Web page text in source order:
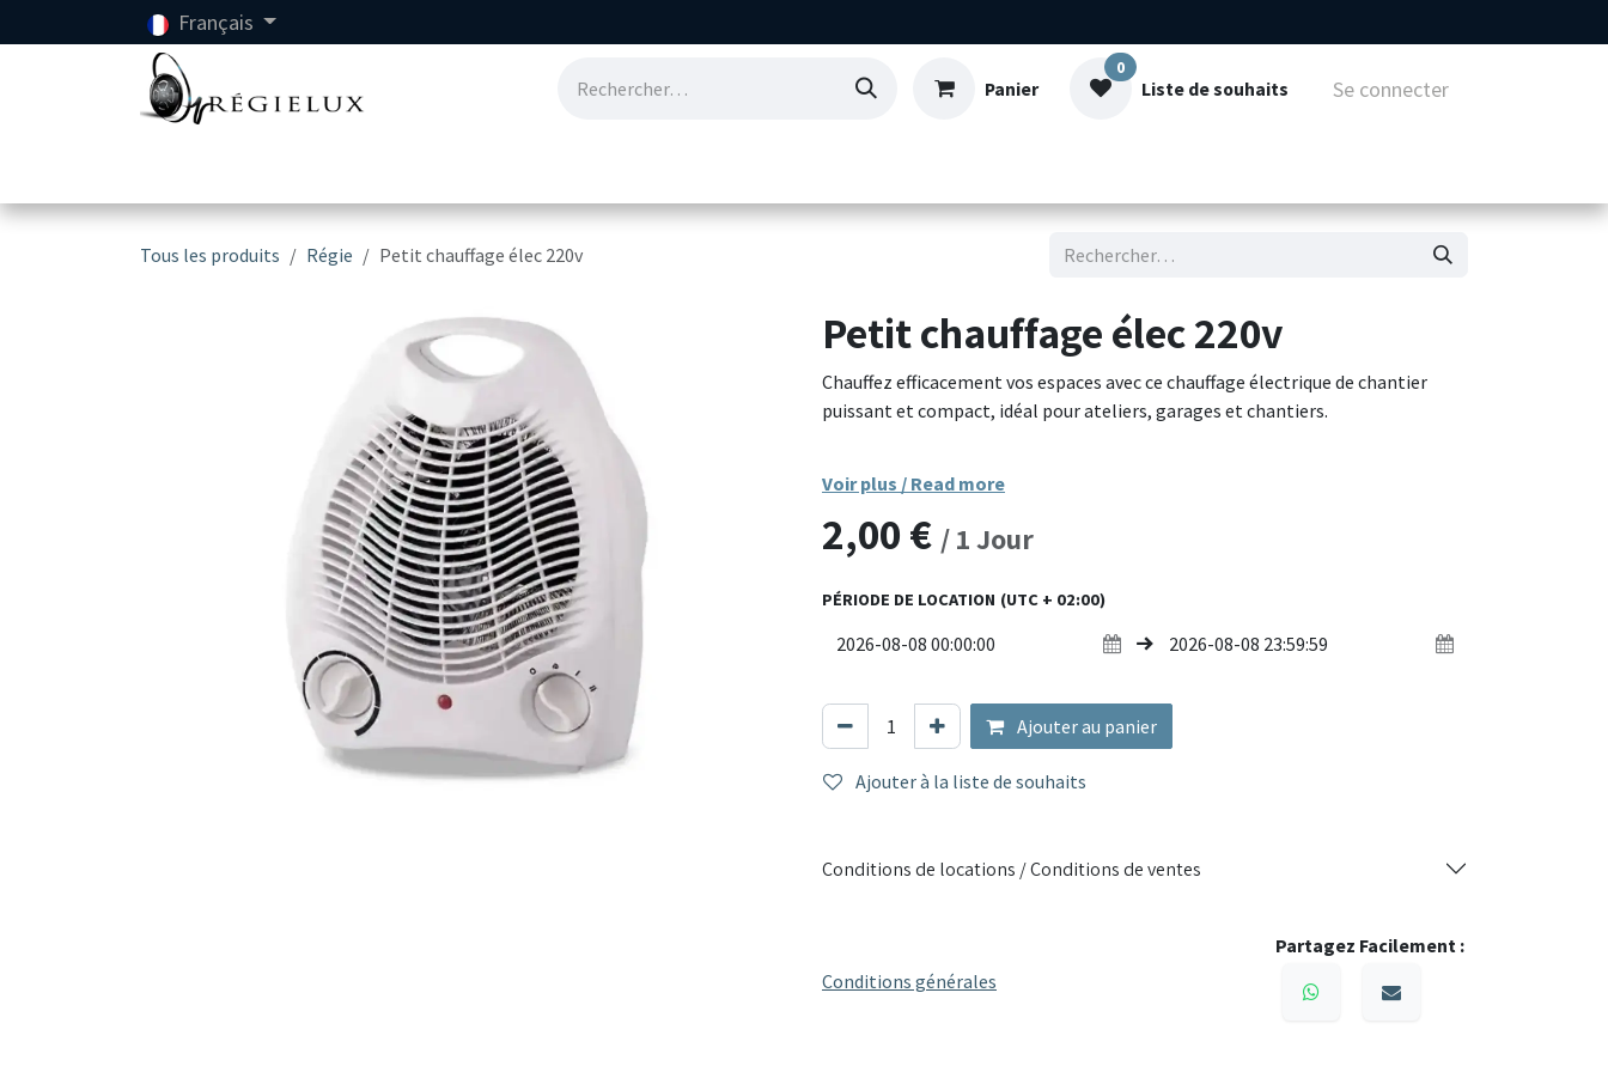
Se rendre au contenu Français
Panier
0
Liste de souhaits Se connecter
Tous les produits Régie Petit chauffage élec 220v
Petit chauffage élec 220v
Chauffez efficacement vos espaces avec ce chauffage électrique de chantier
puissant et compact, idéal pour ateliers, garages et chantiers.
ce chauffage résiste aux conditions d'utilisation intensives. Il propose deux
niveaux de puissance réglables jusqu'à 2 kW ainsi qu'une fonction ventilation
seule. Son thermostat intégré permet d'ajuster la température souhaitée pour
Matériaux : structure en acier laqué robuste
Sécurité : thermostat intégré et protection contre la surchauffe
Mobilité : poignée ergonomique pour un transport facile
Utilisation : chauffage d'appoint pour chantiers, ateliers, garages et entrepôts
Voir plus / Read more
2,00€ /1Jour
PÉRIODE DE LOCATION (UTC + 02:00)
Ajouter au panier
Ajouter à la liste de souhaits
Conditions de locations / Conditions de ventes
Conditions générales
Partagez Facilement :